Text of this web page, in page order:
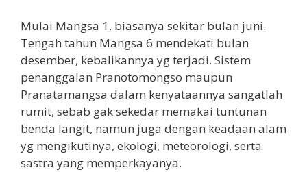
Mulai Mangsa 1, biasanya sekitar bulan juni.
Tengah tahun Mangsa 6 mendekati bulan
desember, kebalikannya yg terjadi. Sistem
penanggalan Pranotomongso maupun
Pranatamangsa dalam kenyataannya sangatlah
rumit, sebab gak sekedar memakai tuntunan
benda langit, namun juga dengan keadaan alam
yg mengikutinya, ekologi, meteorologi, serta
sastra yang memperkayanya.